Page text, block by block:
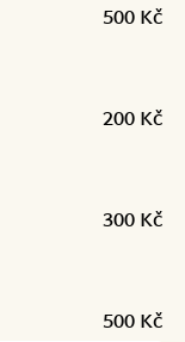
500 Kč
200 Kč
300 Kč
500 Kč